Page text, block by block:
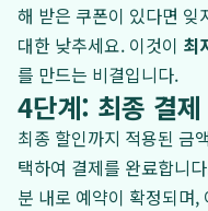
해 받은 쿠폰이 있다면 잊
대한 낮추세요. 이것이 최
를 만드는 비결입니다.
4단계: 최종 결
최종 할인까지 적용된 금
택하여 결제를 완료합니
분 내로 예약이 확정되며